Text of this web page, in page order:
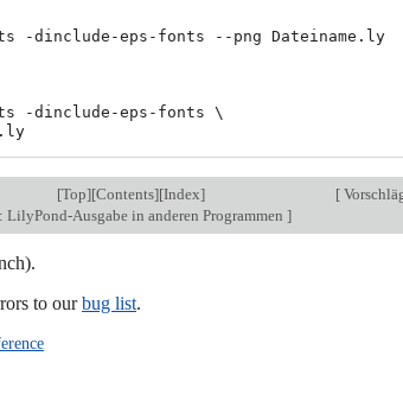
-dinclude-eps-fonts --png Dateiname.ly
-dinclude-eps-fonts \
[Top][Contents][Index] [
Ausgabe in anderen Programmen ]
to ourbug list.